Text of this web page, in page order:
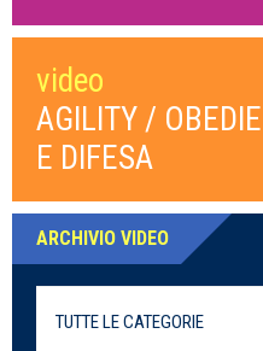
video
AGILITY /
E DIFESA
ARCHIVIO VIDEO